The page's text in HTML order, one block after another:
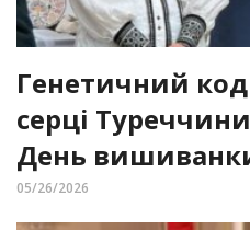
Генетичний код
серці
День
05/26/2026